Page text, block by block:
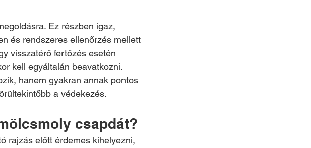
Ez részben igaz,
és rendszeres ellenőrzés mellett
visszatérő fertőzés esetén
kell egyáltalán beavatkozni.
hanem gyakran annak pontos
a védekezés.
csapdát?
rajzás előtt érdemes kihelyezni,